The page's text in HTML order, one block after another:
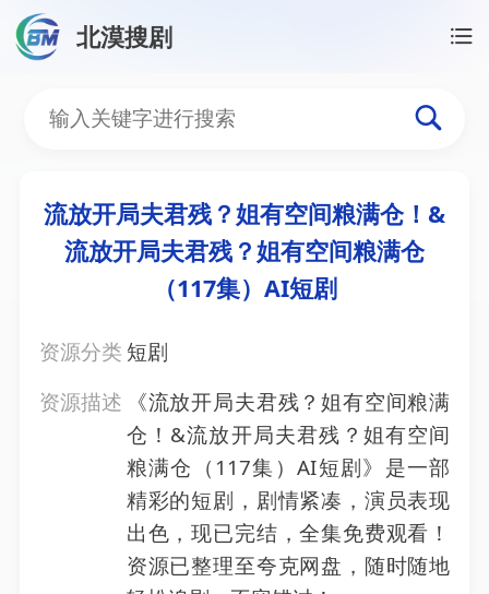
北漠搜剧
流放开局夫君残？姐有
流放开局夫君残？姐有空间粮满仓！&
流放开局夫君残？姐有空间粮满仓
（117集）AI短剧
资源分类 短剧
资源描述
《流放开局夫君残？姐有空间粮满
仓！&流放开局夫君残？姐有空间
粮满仓（117集）AI短剧》是一部
精彩的短剧，剧情紧凑，演员表现
出色，现已完结，全集免费观看！
资源已整理至夸克网盘，随时随地